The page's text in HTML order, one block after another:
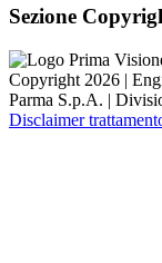
Sezione
Copyright 2026 |
Parma S.p.A. |
Disclaimer